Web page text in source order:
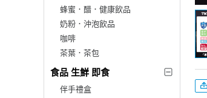
蜂蜜．醋．健康飲品
奶粉．沖泡飲品
咖啡
茶葉．茶包
食品 生鮮 即食
伴手禮盒